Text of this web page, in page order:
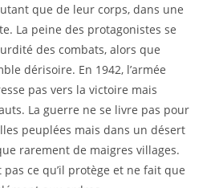
que de leur corps, dans une
La peine des protagonistes se
des combats, alors que
dérisoire. En 1942, l’armée
pas vers la victoire mais
La guerre ne se livre pas pour
peuplées mais dans un désert
rarement de maigres villages.
ce qu’il protège et ne fait que